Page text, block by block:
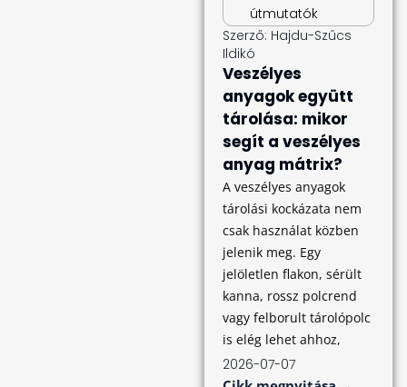
útmutatók
Szerző: Hajdu-Szűcs
Ildikó
Veszélyes
anyagok együtt
tárolása: mikor
segít a veszélyes
anyag mátrix?
A veszélyes anyagok
tárolási kockázata nem
csak használat közben
jelenik meg. Egy
jelöletlen flakon, sérült
kanna, rossz polcrend
vagy felborult tárolópolc
is elég lehet ahhoz,
2026-07-07